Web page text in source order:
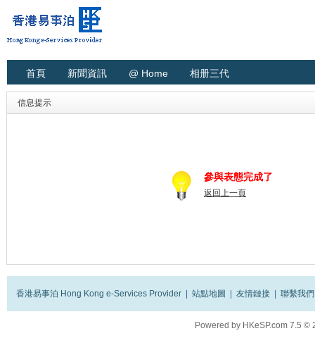
首頁 新聞資訊 @ Home 相册三代
信息提示
參與表態完成了
返回上一頁
香港易事泊 Hong Kong e-Services Provider 站點地圖 友情鏈接 聯繫我們
Powered by HKeSP.com 7.5 ©